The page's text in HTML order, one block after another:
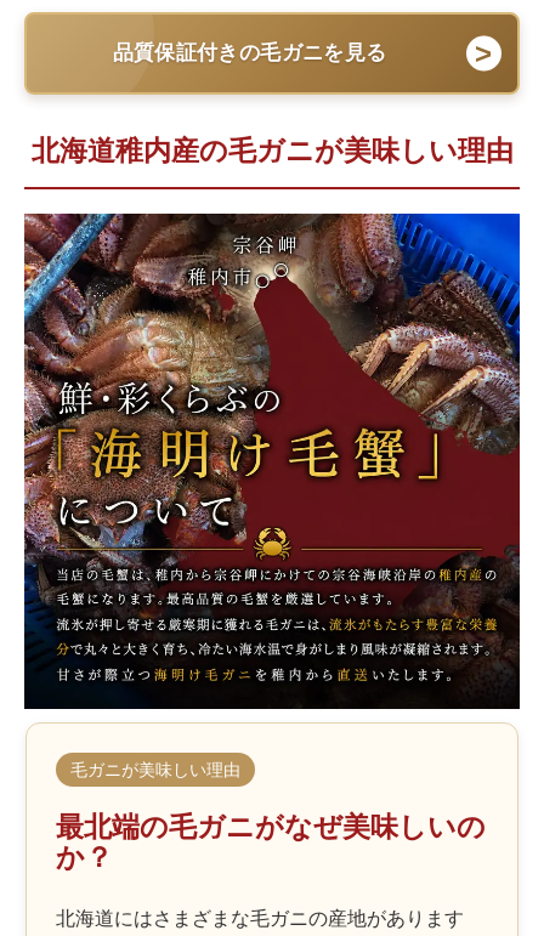
品質保証付きの毛ガニを見る
北海道稚内産の毛ガニが美味しい理由
毛ガニが美味しい理由
最北端の毛ガニがなぜ美味しいの
か？
北海道にはさまざまな毛ガニの産地があります